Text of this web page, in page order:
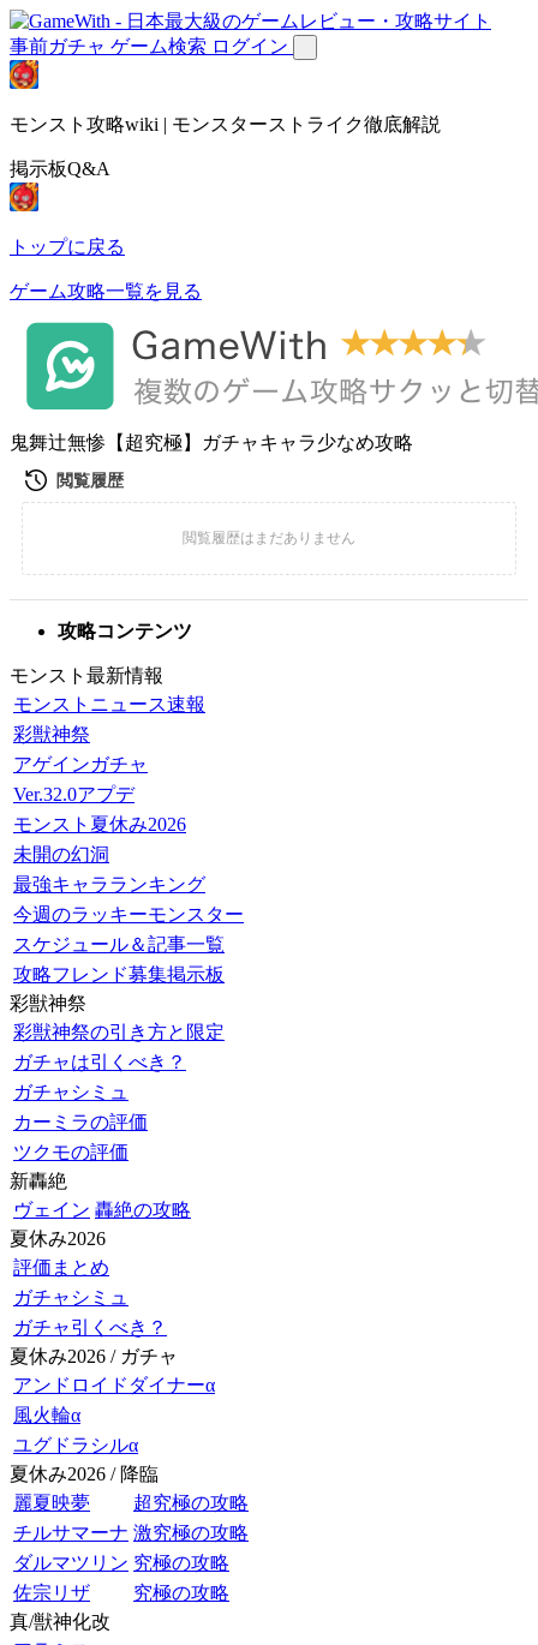
事前ガチャ ゲーム検索 ログイン
モンスト攻略wiki | モンスターストライク徹底解説
掲示板Q&A
トップに戻る
ゲーム攻略一覧を見る
鬼舞辻無惨【超究極】ガチャキャラ少なめ攻略
攻略コンテンツ
モンスト最新情報
モンストニュース速報
彩獣神祭
アゲインガチャ
Ver.32.0アプデ
モンスト夏休み2026
未開の幻洞
最強キャラランキング
今週のラッキーモンスター
スケジュール＆記事一覧
攻略フレンド募集掲示板
彩獣神祭
彩獣神祭の引き方と限定
ガチャは引くべき？
ガチャシミュ
カーミラの評価
ツクモの評価
新轟絶
ヴェイン 轟絶の攻略
夏休み2026
評価まとめ
ガチャシミュ
ガチャ引くべき？
夏休み2026 / ガチャ
アンドロイドダイナーα
風火輪α
ユグドラシルα
夏休み2026 / 降臨
麗夏映夢
超究極の攻略
チルサマーナ 激究極の攻略
ダルマツリン 究極の攻略
佐宗リザ
究極の攻略
真/獣神化改